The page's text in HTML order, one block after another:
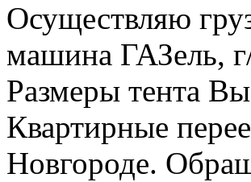
Осуществляю
машина ГАЗель,
Размеры тента
Квартирные
Новгороде.